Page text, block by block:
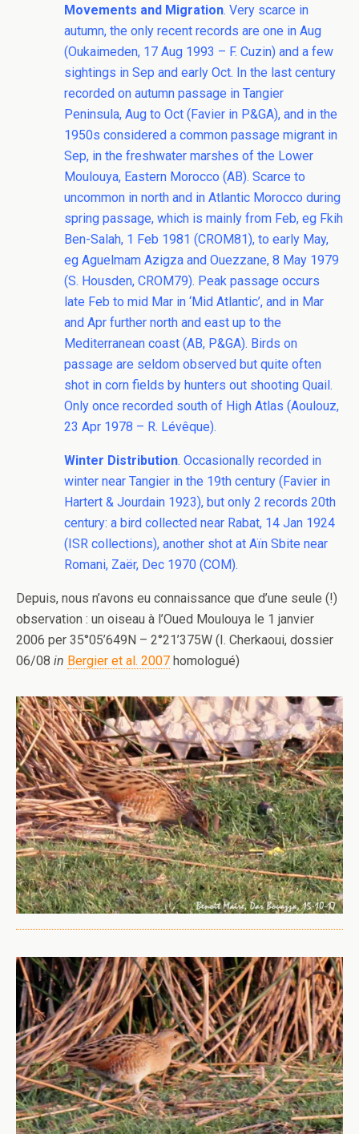
Movements and Migration. Very scarce in
autumn, the only recent records are one in Aug
(Oukaimeden, 17 Aug 1993 – F. Cuzin) and a few
sightings in Sep and early Oct. In the last century
recorded on autumn passage in Tangier
Peninsula, Aug to Oct (Favier in P&GA), and in the
1950s considered a common passage migrant in
Sep, in the freshwater marshes of the Lower
Moulouya, Eastern Morocco (AB). Scarce to
uncommon in north and in Atlantic Morocco during
spring passage, which is mainly from Feb, eg Fkih
Ben-Salah, 1 Feb 1981 (CROM81), to early May,
eg Aguelmam Azigza and Ouezzane, 8 May 1979
(S. Housden, CROM79). Peak passage occurs
late Feb to mid Mar in ‘Mid Atlantic’, and in Mar
and Apr further north and east up to the
Mediterranean coast (AB, P&GA). Birds on
passage are seldom observed but quite often
shot in corn fields by hunters out shooting Quail.
Only once recorded south of High Atlas (Aoulouz,
23 Apr 1978 – R. Lévêque).
Winter Distribution. Occasionally recorded in
winter near Tangier in the 19th century (Favier in
Hartert & Jourdain 1923), but only 2 records 20th
century: a bird collected near Rabat, 14 Jan 1924
(ISR collections), another shot at Aïn Sbite near
Romani, Zaër, Dec 1970 (COM).
Depuis, nous n’avons eu connaissance que d’une seule (!)
observation : un oiseau à l’Oued Moulouya le 1 janvier
2006 per 35°05’649N – 2°21’375W (I. Cherkaoui, dossier
06/08 in Bergier et al. 2007 homologué)